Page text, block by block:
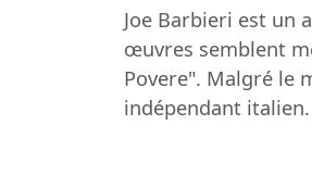
Joe Barbieri est un
œuvres semblent
Povere". Malgré le
indépendant italien.